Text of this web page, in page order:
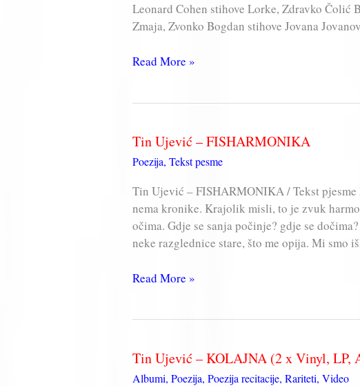
Leonard Cohen stihove Lorke, Zdravko Čolić
Zmaja, Zvonko Bogdan stihove Jovana
POEZIJA
Read More »
Tin Ujević – FISHARMONIKA
Poezija, Tekst pesme
Tin Ujević – FISHARMONIKA / Tekst
nema kronike. Krajolik misli, to je zvuk
očima. Gdje se sanja počinje? gdje se
neke razglednice stare, što me opija. Mi smo
Tin
Read More »
Tin Ujević – KOLAJNA (2 x Vinyl, LP,
Albumi, Poezija, Poezija recitacije, Rariteti, Video